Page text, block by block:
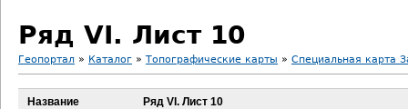
Ряд VI. Лист 10
В
Геопортал » Каталог » Топографические карты » Специальная карта
Название Ряд VI. Лист 10